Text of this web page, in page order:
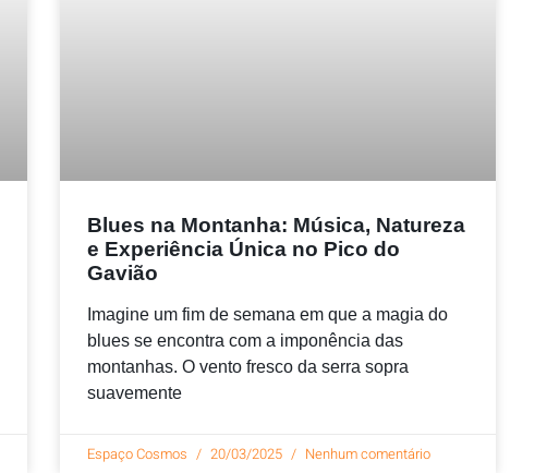
Blues na Montanha: Música, Natureza
e Experiência Única no Pico do
Gavião
Imagine um fim de semana em que a magia do
blues se encontra com a imponência das
montanhas. O vento fresco da serra sopra
suavemente
Espaço Cosmos 20/03/2025 Nenhum comentário